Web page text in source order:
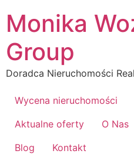
do
treści
Monika
Group
Doradca Nieruchomości
Wycena nieruchomości
Aktualne oferty
O Nas
Blog
Kontakt